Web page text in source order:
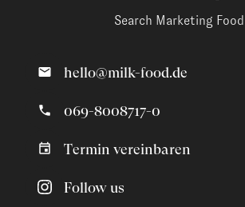
Search Marketing Food
hello@milk-food.de
069-8008717-0
Termin vereinbaren
Follow us